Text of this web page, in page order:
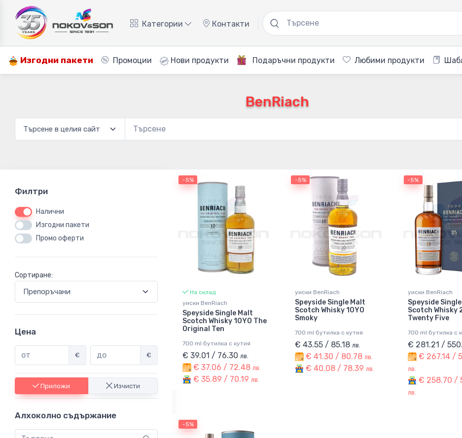
Категории Контакти
Изгодни пакети Промоции Нови продукти Подаръчни продукти Любими продукти
BenRiach
Филтри
Налични
Изгодни пакети
Промо оферти
Сортиране:
Цена
€ €
Приложи Изчисти
Алхоколно съдържание
-5%
На склад
уиски BenRiach
Speyside Single Malt
Scotch Whisky 10YO The
Original Ten
700 ml бутилка с кутия
€ 39.01 / 76.30 лв.
€ 37.06 / 72.48 лв.
€ 35.89 / 70.19 лв.
-5%
уиски BenRiach
Speyside Single Malt
Scotch Whisky 10YO
Smoky
700 ml бутилка с кутия
€ 43.55 / 85.18 лв.
€ 41.30 / 80.78 лв.
€ 40.08 / 78.39 лв.
-5%
уиски BenRiach
Speyside
Scotch Whisky
Twenty Five
700 ml бутилка с
€ 281.21 /
€ 267.14 /
лв.
€ 258.70 /
лв.
-5%